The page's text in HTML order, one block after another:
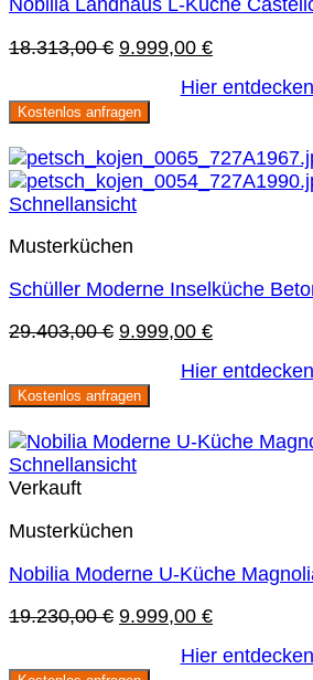
Nobilia Landhaus L-Küche
18.313,00€ Ursprünglicher
18.313,00 €
9.999,00 €Aktueller
ist:
Hier entdecken
Kostenlos anfragen
Schnellansicht
Musterküchen
Schüller Moderne Inselküche
29.403,00€ Ursprünglicher
29.403,00 €
9.999,00 €Aktueller
ist:
Hier entdecken
Kostenlos anfragen
Schnellansicht
Verkauft
Musterküchen
Nobilia Moderne U-Küche
19.230,00€ Ursprünglicher
9.999,00 €Aktueller
ist:
Hier entdecken